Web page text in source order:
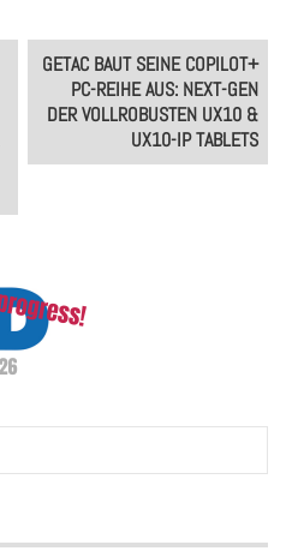
GETAC BAUT SEINE COPILOT+
PC-REIHE AUS: NEXT-GEN
DER VOLLROBUSTEN UX10 &
UX10-IP TABLETS